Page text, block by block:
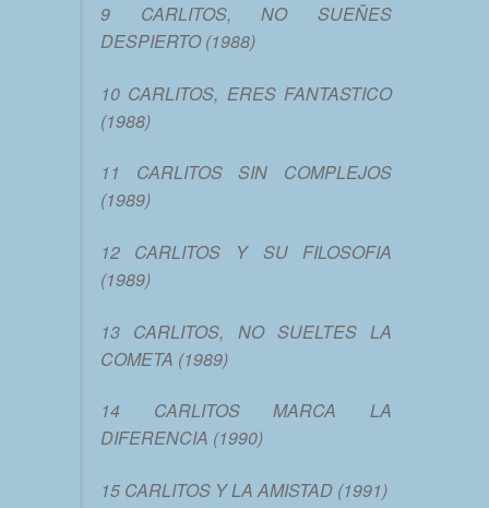
9 CARLITOS, NO SUEÑES
DESPIERTO (1988)
10 CARLITOS, ERES FANTASTICO
(1988)
11 CARLITOS SIN COMPLEJOS
(1989)
12 CARLITOS Y SU FILOSOFIA
(1989)
13 CARLITOS, NO SUELTES LA
COMETA (1989)
14 CARLITOS MARCA LA
DIFERENCIA (1990)
15 CARLITOS Y LA AMISTAD (1991)